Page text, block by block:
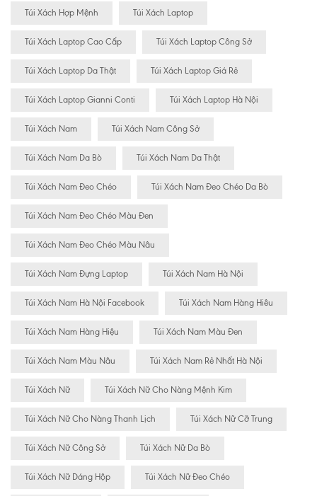
Túi Xách Hợp Mệnh Túi Xách Laptop
Túi Xách Laptop Cao Cấp Túi Xách Laptop Công Sở
Túi Xách Laptop Da Thật Túi Xách Laptop Giá Rẻ
Túi Xách Laptop Gianni Conti Túi Xách Laptop Hà Nội
Túi Xách Nam Túi Xách Nam Công Sở
Túi Xách Nam Da Bò Túi Xách Nam Da Thật
Túi Xách Nam Đeo Chéo Túi Xách Nam Đeo Chéo Da Bò
Túi Xách Nam Đeo Chéo Màu Đen
Túi Xách Nam Đeo Chéo Màu Nâu
Túi Xách Nam Đựng Laptop Túi Xách Nam Hà Nội
Túi Xách Nam Hà Nội Facebook Túi Xách Nam Hàng Hiêu
Túi Xách Nam Hàng Hiệu Túi Xách Nam Màu Đen
Túi Xách Nam Màu Nâu Túi Xách Nam Rẻ Nhất Hà Nội
Túi Xách Nữ Túi Xách Nữ Cho Nàng Mệnh Kim
Túi Xách Nữ Cho Nàng Thanh Lịch Túi Xách Nữ Cỡ Trung
Túi Xách Nữ Công Sở Túi Xách Nữ Da Bò
Túi Xách Nữ Dáng Hộp Túi Xách Nữ Đeo Chéo